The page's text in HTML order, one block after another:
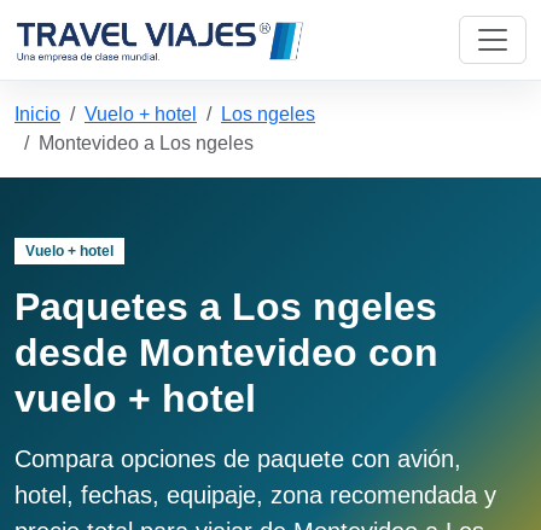
Inicio Vuelo + hotel
Los ngeles
Montevideo a Los ngeles
Vuelo + hotel
Paquetes a Los ngeles
desde Montevideo con
vuelo + hotel
Compara opciones de paquete con avión,
hotel, fechas, equipaje, zona recomendada y